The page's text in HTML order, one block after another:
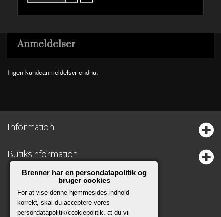
Anmeldelser
Ingen kundeanmeldelser endnu.
Information
Butiksinformation
Brenner har en persondatapolitik og
bruger cookies
For at vise denne hjemmesides indhold
korrekt, skal du acceptere vores
persondatapolitik/cookiepolitik. at du vil